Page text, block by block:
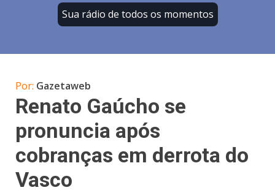
Sua rádio de todos os momentos
Por: Gazetaweb
Renato Gaúcho se
pronuncia após
cobranças em derrota do
Vasco